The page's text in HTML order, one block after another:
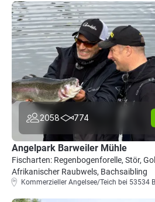
2058 774
Angelpark Barweiler Mühle
Fischarten: Regenbogenforelle, Stör,
Afrikanischer Raubwels, Bachsaibling
Kommerzieller Angelsee/Teich bei 53534